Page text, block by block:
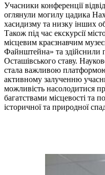
Учасники конференції
оглянули могилу цадика
хасидизму та низку інших
Також під час екскурсії
місцевим краєзнавчим
Файнштейна» та здійснили
Осташівського ставу.
стала важливою
активному залученню
можливість насолодитися
багатствами місцевості та
історичної та природної